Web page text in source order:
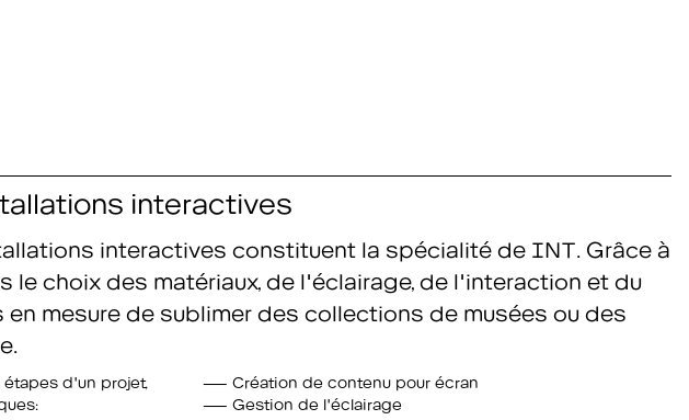
interactives
interactives constituent la spécialité de INT. Grâce à
le choix des matériaux, de l'éclairage, de l'interaction et du
en mesure de sublimer des collections de musées ou des
d'un projet,
Création de contenu pour écran
Gestion de l'éclairage